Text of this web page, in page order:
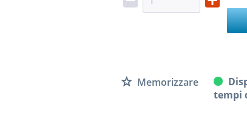
Memorizzare
tempi